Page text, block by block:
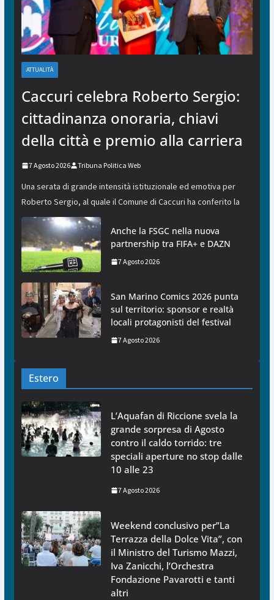
ATTUALITÀ
Caccuri celebra Roberto Sergio:
cittadinanza onoraria, chiavi
della città e premio alla carriera
7 Agosto 2026 Tribuna Politica Web
Una serata di grande intensità istituzionale ed emotiva per
Roberto Sergio, al quale il Comune di Caccuri ha conferito la
Anche la FSGC nella nuova
partnership tra FIFA+ e DAZN
7 Agosto 2026
San Marino Comics 2026 punta
sul territorio: sponsor e realtà
locali protagonisti del festival
7 Agosto 2026
Estero
L’Aquafan di Riccione svela la
grande sorpresa di Agosto
contro il caldo torrido: tre
speciali aperture no stop dalle
10 alle 23
7 Agosto 2026
Weekend conclusivo per”La
Terrazza della Dolce Vita”, con
il Ministro del Turismo Mazzi,
Iva Zanicchi, l’Orchestra
Fondazione Pavarotti e tanti
altri